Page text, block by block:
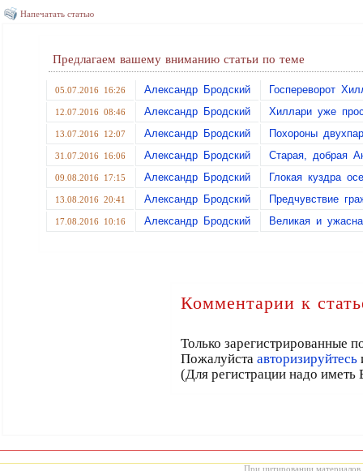
Напечатать статью
Предлагаем вашему вниманию статьи по теме
05.07.2016 16:26 Александр Бродский Госпереворот
12.07.2016 08:46 Александр Бродский Хиллари уже
13.07.2016 12:07 Александр Бродский Похороны
31.07.2016 16:06 Александр Бродский Старая, добрая
09.08.2016 17:15 Александр Бродский Глокая куздра
13.08.2016 20:41 Александр Бродский Предчувствие
17.08.2016 10:16 Александр Бродский Великая и
Комментарии к
Только зарегистрированные
Пожалуйста авторизируйтесь
(Для регистрации надо
При цитировании материалов